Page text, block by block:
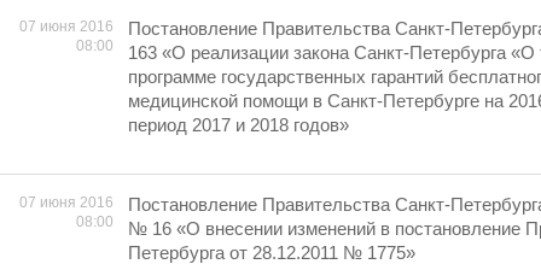
07 июня 2016
08:00
Постановление Правительства Санкт-
163 «О реализации закона Санкт-Петербурга «О
программе государственных гарантий
медицинской помощи в Санкт-Петербурге на
период 2017 и 2018 годов»
07 июня 2016
08:00
Постановление Правительства Санкт-
№ 16 «О внесении изменений в постановление
Петербурга от 28.12.2011 № 1775»